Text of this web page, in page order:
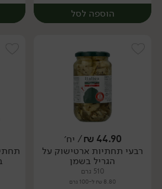
הוספה לסל
יח׳
44.90
₪/ יח׳
רבעי תחתיות ארטישוק על
הגריל בשמן
510 גרם
8.80 ₪ ל-100 גרם